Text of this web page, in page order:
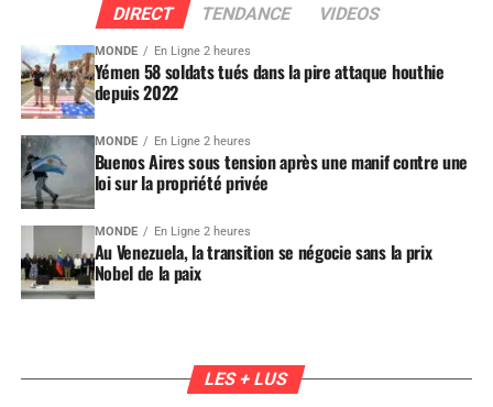
DIRECT TENDANCE VIDEOS
MONDE En Ligne 2 heures
Yémen 58 soldats tués dans la pire attaque houthie
depuis 2022
MONDE En Ligne 2 heures
Buenos Aires sous tension après une manif contre une
loi sur la propriété privée
MONDE En Ligne 2 heures
Au Venezuela, la transition se négocie sans la prix
Nobel de la paix
LES + LUS